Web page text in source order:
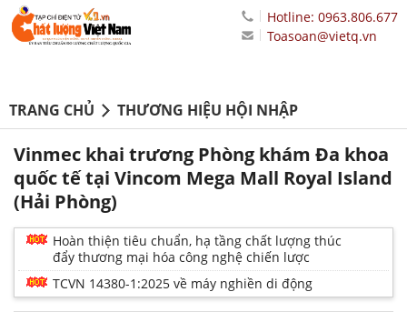
Hotline: 0963.806.677
Toasoan@vietq.vn
TRANG CHỦ THƯƠNG HIỆU HỘI NHẬP
Vinmec khai trương Phòng khám Đa khoa
quốc tế tại Vincom Mega Mall Royal Island
(Hải Phòng)
Hoàn thiện tiêu chuẩn, hạ tầng chất lượng thúc
đẩy thương mại hóa công nghệ chiến lược
TCVN 14380-1:2025 về máy nghiền di động